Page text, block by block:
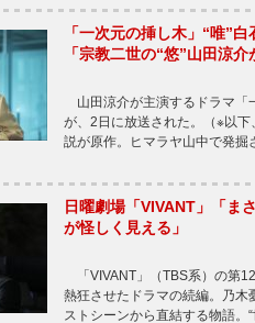
「一次元の挿し木」“唯”
「宗教二世の“悠”山田涼介
山田涼介が主演するドラマ「
が、2日に放送された。（※以
説が原作。ヒマラヤ山中で発
日曜劇場「VIVANT」「ま
が怪しく見える」
「VIVANT」（TBS系）の第
熱狂させたドラマの続編。乃木
ストシーンから直結する物語。